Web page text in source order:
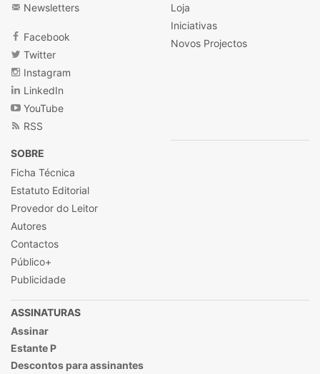
Newsletters
Facebook
Twitter
Instagram
LinkedIn
YouTube
RSS
Loja
Iniciativas
Novos Projectos
SOBRE
Ficha Técnica
Estatuto Editorial
Provedor do Leitor
Autores
Contactos
Público+
Publicidade
ASSINATURAS
Assinar
Estante P
Descontos para assinantes